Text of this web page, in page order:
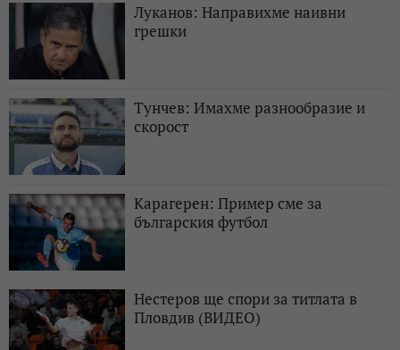
Луканов: Направихме наивни
грешки
Тунчев: Имахме разнообразие и
скорост
Карагерен: Пример сме за
българския футбол
Нестеров ще спори за титлата в
Пловдив (ВИДЕО)